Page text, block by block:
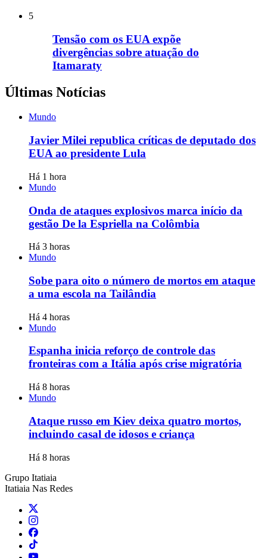
5
Tensão com os EUA expõe
divergências sobre atuação do
Itamaraty
Últimas Notícias
Mundo
Javier Milei republica críticas de deputado dos
EUA ao presidente Lula
Há 1 hora
Mundo
Onda de ataques explosivos marca início da
gestão De la Espriella na Colômbia
Há 3 horas
Mundo
Sobe para oito o número de mortos em ataque
a uma escola na Tailândia
Há 4 horas
Mundo
Espanha inicia reforço de controle das
fronteiras com a Itália após crise migratória
Há 8 horas
Mundo
Ataque russo em Kiev deixa quatro mortos,
incluindo casal de idosos e criança
Há 8 horas
Grupo Itatiaia
Itatiaia Nas Redes